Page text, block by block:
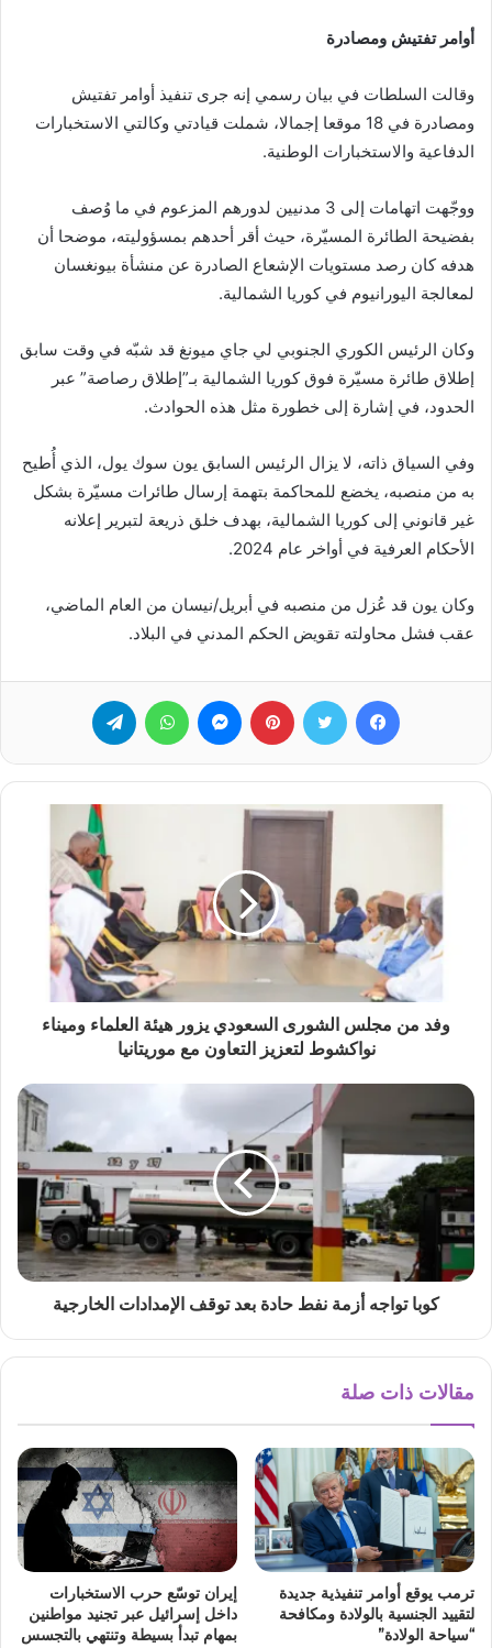
أوامر تفتيش ومصادرة
وقالت السلطات في بيان رسمي إنه جرى تنفيذ أوامر تفتيش
ومصادرة في 18 موقعا إجمالا، شملت قيادتي وكالتي الاستخبارات
الدفاعية والاستخبارات الوطنية.
ووجّهت اتهامات إلى 3 مدنيين لدورهم المزعوم في ما وُصف
بفضيحة الطائرة المسيّرة، حيث أقر أحدهم بمسؤوليته، موضحا أن
هدفه كان رصد مستويات الإشعاع الصادرة عن منشأة بيونغسان
لمعالجة اليورانيوم في كوريا الشمالية.
وكان الرئيس الكوري الجنوبي لي جاي ميونغ قد شبّه في وقت سابق
إطلاق طائرة مسيّرة فوق كوريا الشمالية بـ”إطلاق رصاصة” عبر
الحدود، في إشارة إلى خطورة مثل هذه الحوادث.
وفي السياق ذاته، لا يزال الرئيس السابق يون سوك يول، الذي أُطيح
به من منصبه، يخضع للمحاكمة بتهمة إرسال طائرات مسيّرة بشكل
غير قانوني إلى كوريا الشمالية، بهدف خلق ذريعة لتبرير إعلانه
الأحكام العرفية في أواخر عام 2024.
وكان يون قد عُزل من منصبه في أبريل/نيسان من العام الماضي،
عقب فشل محاولته تقويض الحكم المدني في البلاد.
فيسبوك تويتر بينتيريست ماسنجر واتساب
وفد من مجلس الشورى السعودي يزور هيئة العلماء وميناء
نواكشوط لتعزيز التعاون مع موريتانيا
كوبا تواجه أزمة نفط حادة بعد توقف الإمدادات الخارجية
مقالات ذات صلة
ترمب يوقع أوامر تنفيذية جديدة
لتقييد الجنسية بالولادة ومكافحة
“سياحة الولادة”
إيران توسّع حرب الاستخبارات
داخل إسرائيل عبر تجنيد مواطنين
بمهام تبدأ بسيطة وتنتهي بالتجسس